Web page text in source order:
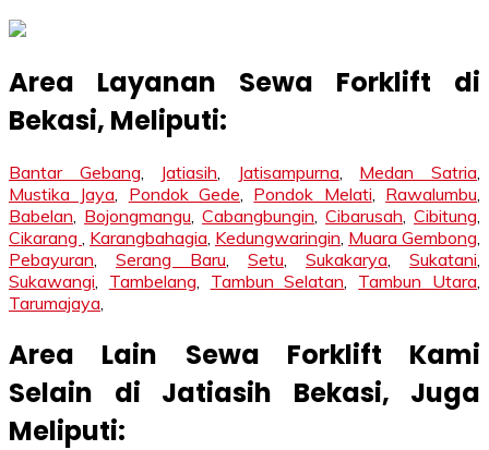
Area Layanan Sewa Forklift di
Bekasi, Meliputi:
Bantar Gebang Jatiasih Jatisampurna Medan Satria
Mustika Jaya
Pondok Gede Pondok Melati Rawalumbu
Babelan Bojongmangu Cabangbungin Cibarusah Cibitung
Cikarang
Karangbahagia Kedungwaringin Muara Gembong
Pebayuran
Serang Baru Setu Sukakarya Sukatani
Sukawangi
Tambelang Tambun Selatan Tambun Utara
Tarumajaya
Area Lain Sewa Forklift Kami
Selain di Jatiasih Bekasi, Juga
Meliputi: